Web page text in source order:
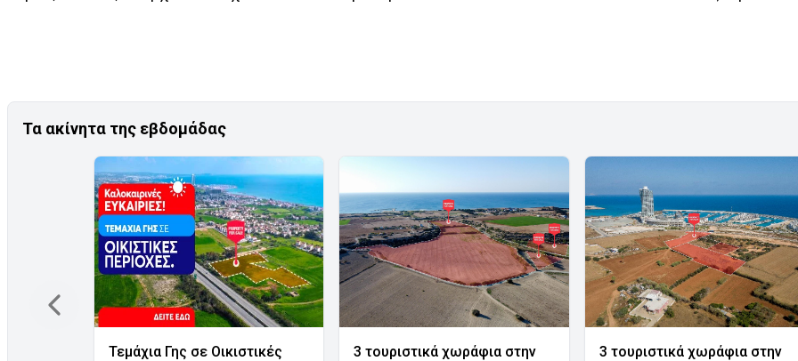
Τα ακίνητα της εβδομάδας
Τεμάχια Γης σε Οικιστικές
3 τουριστικά χωράφια στην
3 τουριστικά χωράφια στην